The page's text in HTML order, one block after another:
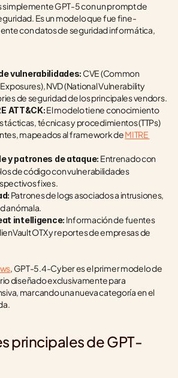
GPT-5 con un prompt de
Es un modelo que fue fine-
con datos de seguridad informática,
vulnerabilidades: CVE (Common
NVD (National Vulnerability
de seguridad de los principales vendors.
ATT&CK: El modelo tiene conocimiento
tácticas, técnicas y procedimientos (TTPs)
mapeados al framework de MITRE
y patrones de ataque: Entrenado con
de código con vulnerabilidades
fixes.
Patrones de logs asociados a intrusiones,
anómala.
intelligence: Información de fuentes
OTX y reportes de empresas de
, GPT-5.4-Cyber es el primer modelo de
diseñado exclusivamente para
marcando una nueva categoría en el
principales de GPT-